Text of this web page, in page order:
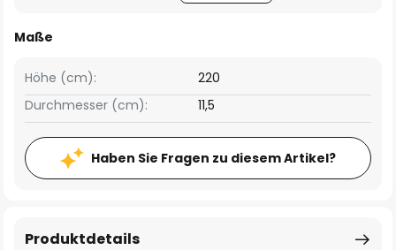
Maße
Höhe (cm):
220
Durchmesser (cm):
11,5
Haben Sie Fragen zu diesem Artikel?
Produktdetails